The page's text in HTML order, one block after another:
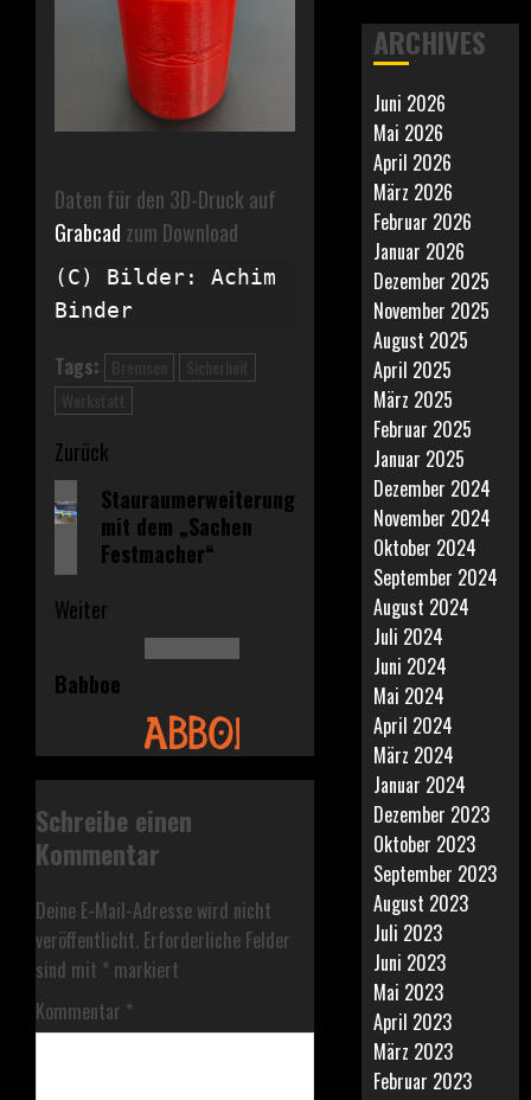
Daten für den 3D-Druck auf
Grabcad zum Download
(C) Bilder: Achim
Binder
Tags: Bremsen
Sicherheit
Werkstatt
Beitragsnavigation
Zurück
Vorheriger
Beitrag:
Stauraumerweiterung
mit dem „Sachen
Festmacher“
Weiter
Beitrag:
Babboe
Schreibe einen
Kommentar
Deine E-Mail-Adresse wird nicht
veröffentlicht. Erforderliche Felder
sind mit * markiert
Kommentar *
ARCHIVES
Juni 2026
Mai 2026
April 2026
März 2026
Februar 2026
Januar 2026
Dezember 2025
November 2025
August 2025
April 2025
März 2025
Februar 2025
Januar 2025
Dezember 2024
November 2024
Oktober 2024
September 2024
August 2024
Juli 2024
Juni 2024
Mai 2024
April 2024
März 2024
Januar 2024
Dezember 2023
Oktober 2023
September 2023
August 2023
Juli 2023
Juni 2023
Mai 2023
April 2023
März 2023
Februar 2023